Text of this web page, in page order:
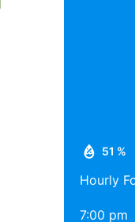
51 %
Hourly
7:00 pm